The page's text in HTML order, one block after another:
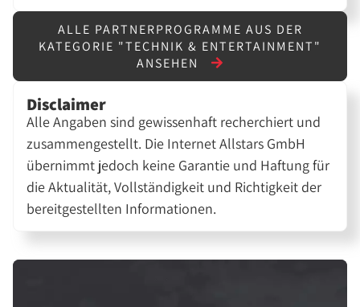
ALLE PARTNERPROGRAMME AUS DER
KATEGORIE "TECHNIK & ENTERTAINMENT"
ANSEHEN
Disclaimer
Alle Angaben sind gewissenhaft recherchiert und
zusammengestellt. Die Internet Allstars GmbH
übernimmt jedoch keine Garantie und Haftung für
die Aktualität, Vollständigkeit und Richtigkeit der
bereitgestellten Informationen.